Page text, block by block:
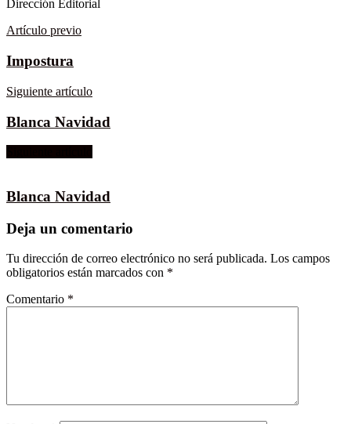
Dirección Editorial
Artículo previo
Impostura
Siguiente artículo
Blanca Navidad
Blanca Navidad
Deja un comentario
Tu dirección de correo electrónico no será publicada. Los campos
obligatorios están marcados con *
Comentario *